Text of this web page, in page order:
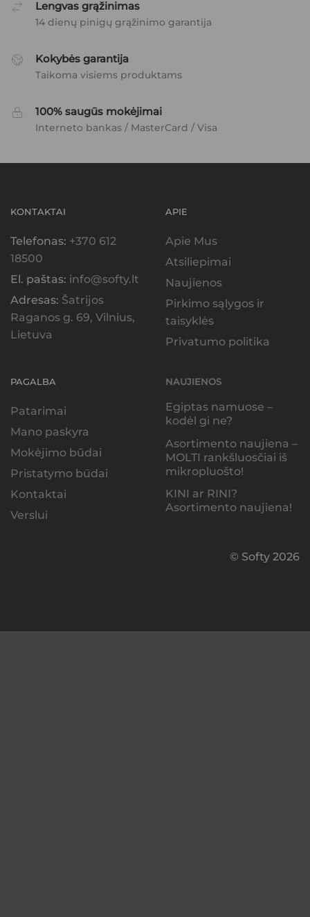
Lengvas grąžinimas
14 dienų pinigų grąžinimo garantija
Kokybės garantija
Taikoma visiems produktams
100% saugūs mokėjimai
Interneto bankas / MasterCard / Visa
KONTAKTAI
Telefonas: +370 612
18500
El. paštas: info@softy.lt
Adresas: Šatrijos
Raganos g. 69, Vilnius,
Lietuva
APIE
Apie Mus
Atsiliepimai
Naujienos
Pirkimo sąlygos ir
taisyklės
Privatumo politika
PAGALBA
Patarimai
Mano paskyra
Mokėjimo būdai
Pristatymo būdai
Kontaktai
Verslui
NAUJIENOS
Egiptas namuose –
kodėl gi ne?
Asortimento naujiena –
MOLTI rankšluosčiai iš
mikropluošto!
KINI ar RINI?
Asortimento naujiena!
© Softy 2026